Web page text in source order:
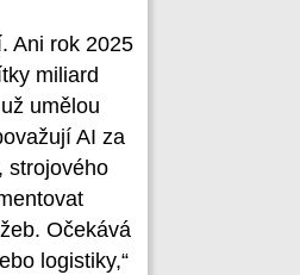
Ani rok 2025
miliard
umělou
AI za
strojového
Očekává
logistiky,“